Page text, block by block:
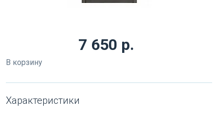
7 650 р.
В корзину
Характеристики